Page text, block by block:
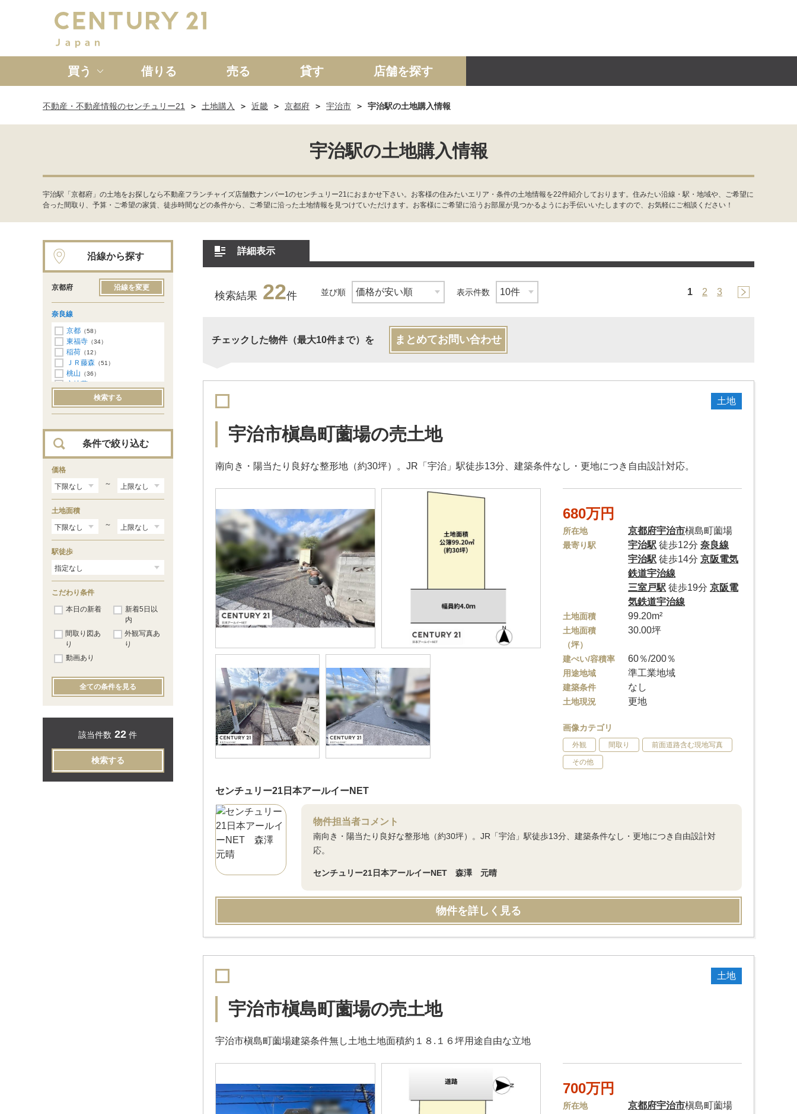
買う
新築一戸建て 中古一戸建て マンション 土地
借りる 売る 貸す 店舗を探す
不動産・不動産情報のセンチュリー21 土地購入 近畿 京都府 宇治市 宇治駅の土地購入情報
宇治駅の土地購入情報
宇治駅「京都府」の土地をお探しなら不動産フランチャイズ店舗数ナンバー1のセンチュリー21におまかせ下さい。お客様の住みたいエリア・条件の土地情報を22件紹介しております。住みたい沿線・駅・地域や、ご希望に
合った間取り、予算・ご希望の家賃、徒歩時間などの条件から、ご希望に沿った土地情報を見つけていただけます。お客様にご希望に沿うお部屋が見つかるようにお手伝いいたしますので、お気軽にご相談ください！
詳細表示
検索結果 22件 並び順 表示件数 1 2 3
チェックした物件（最大10件まで）を まとめてお問い合わせ
土地
宇治市槇島町薗場の売土地
南向き・陽当たり良好な整形地（約30坪）。JR「宇治」駅徒歩13分、建築条件なし・更地につき自由設計対応。
680万円
所在地 京都府宇治市槇島町薗場
最寄り駅 宇治駅 徒歩12分奈良線
宇治駅 徒歩14分京阪電気
鉄道宇治線
三室戸駅 徒歩19分京阪電
気鉄道宇治線
土地面積 99.20m²
土地面積
（坪）
30.00坪
建ぺい/容積率 60％/200％
用途地域 準工業地域
建築条件 なし
土地現況 更地
画像カテゴリ
外観 間取り 前面道路含む現地写真
その他
センチュリー21日本アールイーNET
物件担当者コメント
南向き・陽当たり良好な整形地（約30坪）。JR「宇治」駅徒歩13分、建築条件なし・更地につき自由設計対
応。
センチュリー21日本アールイーNET 森澤 元晴
物件を詳しく見る
土地
宇治市槇島町薗場の売土地
宇治市槇島町薗場建築条件無し土地土地面積約１８.１６坪用途自由な立地
700万円
所在地 京都府宇治市槇島町薗場
沿線から探す
京都府 沿線を変更
奈良線
京都 （58）
東福寺 （34）
稲荷 （12）
ＪＲ藤森 （51）
桃山 （36）
六地蔵
（24）
黄檗（23）
宇治（22）
（57）
（55）
長池（21）
棚倉（6）
上狛（3）
木津（3）
検索する
条件で絞り込む
価格
～
土地面積
～
駅徒歩
こだわり条件
本日の新着
新着5日以
内
間取り図あ
り
外観写真あ
り
動画あり
全ての条件を見る
該当件数 22 件
検索する